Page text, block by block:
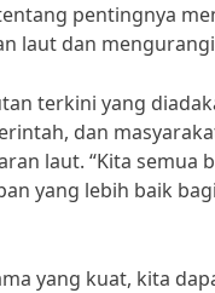
pentingnya
laut dan
terkini yang
dan
laut. “Kita
yang lebih baik
yang kuat, kita